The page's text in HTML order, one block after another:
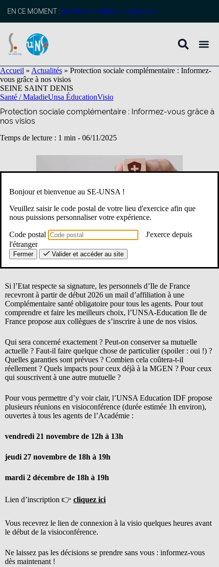
principal
EN CE MOMENT : profitez de l’adhésion anticipée
Accueil » Actualités » Protection sociale complémentaire : Informez-
vous grâce à nos visios
SEINE SAINT DENIS
Santé / MaladieUnsa ÉducationVisio
Protection sociale complémentaire : Informez-vous grâce à
nos visios
Temps de lecture : 1 min - 06/11/2025
Si l’Etat respecte sa signature, les personnels d’Ile de France
recevront à partir de début 2026 un mail d’affiliation à une
Complémentaire santé obligatoire pour tous les agents. Pour tout
comprendre et faire les meilleurs choix, l’UNSA-Education Ile de
France propose aux collègues de s’inscrire à une de nos visios.
Qui sera concerné exactement ? Peut-on conserver sa mutuelle
actuelle ? Faut-il faire quelque chose de particulier (spoiler : oui !) ?
Quelles garanties sont prévues ? Combien cela coûtera-t-il
réellement ? Quels impacts pour ceux déjà à la MGEN ? Pour ceux
qui souscrivent à une autre mutuelle ?
Pour vous permettre d’y voir clair, l’UNSA Education IDF propose
plusieurs réunions en visioconférence (durée estimée 1h environ),
ouvertes à tous les agents de l’Académie :
vendredi 21 novembre de 12h à 13h
jeudi 27 novembre de 18h à 19h
mardi 2 décembre de 18h à 19h
Lien d’inscription 👉 cliquez ici
Vous recevrez le lien de connexion à la visio quelques heures avant
le début de la visioconférence.
Ne laissez pas les décisions se prendre sans vous : informez-vous
dès maintenant !
Bonjour et bienvenue au SE-UNSA !
Veuillez saisir le code postal de votre lieu d'exercice afin que
nous puissions personnaliser votre expérience.
Code postal
J'exerce depuis
l'étranger
Fermer Valider et accéder au site